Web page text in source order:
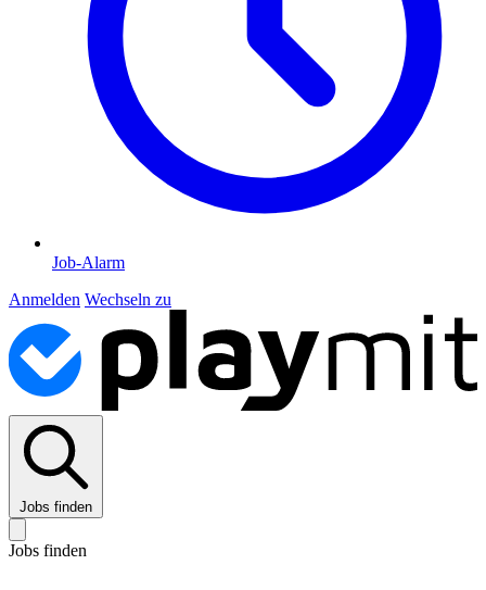
Job-Alarm
Anmelden Wechseln zu
Jobs finden
Jobs finden